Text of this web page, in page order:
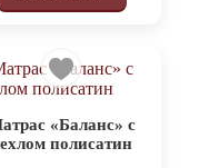
«Баланс» с
полисатин